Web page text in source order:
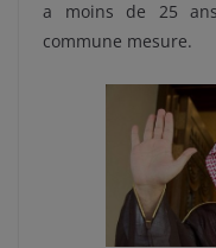
a moins de 25
commune mesure.